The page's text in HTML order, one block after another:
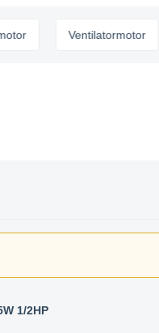
Ventilatormotor
1/2HP